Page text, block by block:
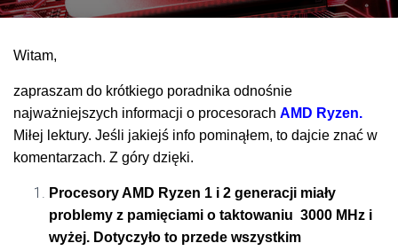
W
Witam,
zapraszam do krótkiego poradnika odnośnie
najważniejszych informacji o procesorach AMD Ryzen.
Miłej lektury. Jeśli jakiejś info pominąłem, to dajcie znać w
komentarzach. Z góry dzięki.
Procesory AMD Ryzen 1 i 2 generacji miały
problemy z pamięciami o taktowaniu 3000 MHz i
wyżej. Dotyczyło to przede wszystkim